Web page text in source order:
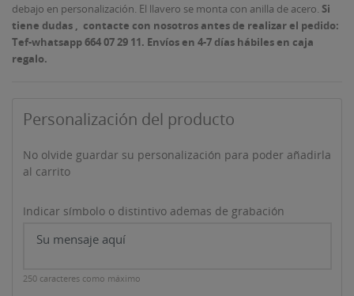
debajo en personalización. El llavero se monta con anilla de acero. Si
tiene dudas , contacte con nosotros antes de realizar el pedido:
Tef-whatsapp 664 07 29 11. Envíos en 4-7 días hábiles en caja
regalo.
Personalización del producto
No olvide guardar su personalización para poder añadirla
al carrito
Indicar símbolo o distintivo ademas de grabación
250 caracteres como máximo